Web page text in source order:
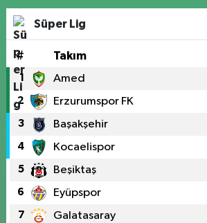
Süper Lig
# Takım
1 Amed
2 Erzurumspor FK
3 Başakşehir
4 Kocaelispor
5 Beşiktaş
6 Eyüpspor
7 Galatasaray